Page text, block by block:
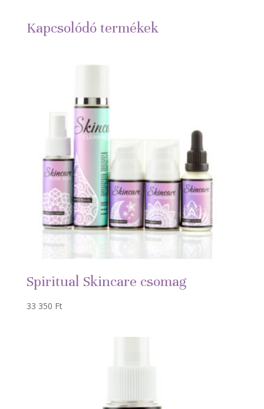
Kapcsolódó termékek
Spiritual Skincare csomag
33 350 Ft